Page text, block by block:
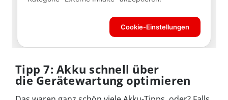
Tipp 7: Akku schnell über
die Gerätewartung optimieren